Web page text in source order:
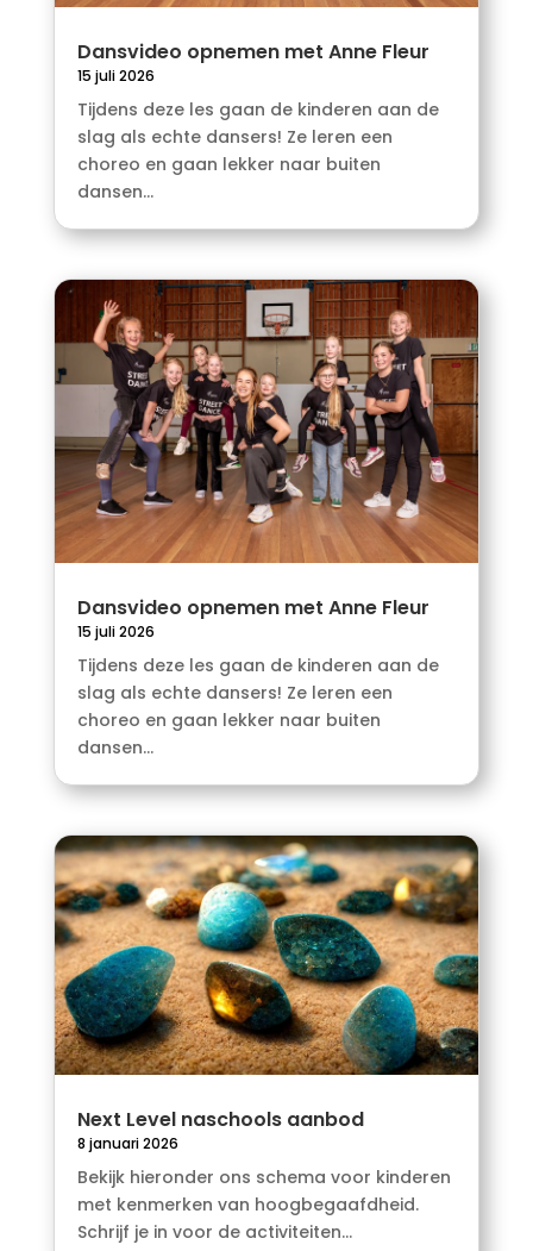
Dansvideo opnemen met Anne Fleur
15 juli 2026
Tijdens deze les gaan de kinderen aan de
slag als echte dansers! Ze leren een
choreo en gaan lekker naar buiten
dansen...
Dansvideo opnemen met Anne Fleur
15 juli 2026
Tijdens deze les gaan de kinderen aan de
slag als echte dansers! Ze leren een
choreo en gaan lekker naar buiten
dansen...
Next Level naschools aanbod
8 januari 2026
Bekijk hieronder ons schema voor kinderen
met kenmerken van hoogbegaafdheid.
Schrijf je in voor de activiteiten...